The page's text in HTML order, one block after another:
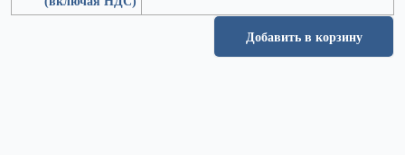
Добавить в корзину